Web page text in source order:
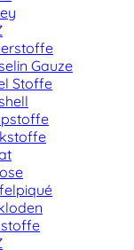
Gauze
Stoffe